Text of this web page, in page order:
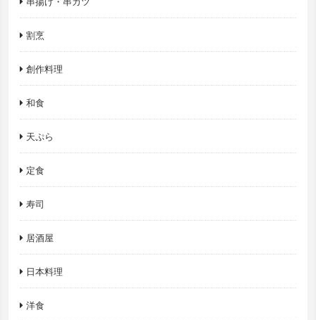
割烹
創作料理
和食
天ぷら
定食
寿司
居酒屋
日本料理
洋食